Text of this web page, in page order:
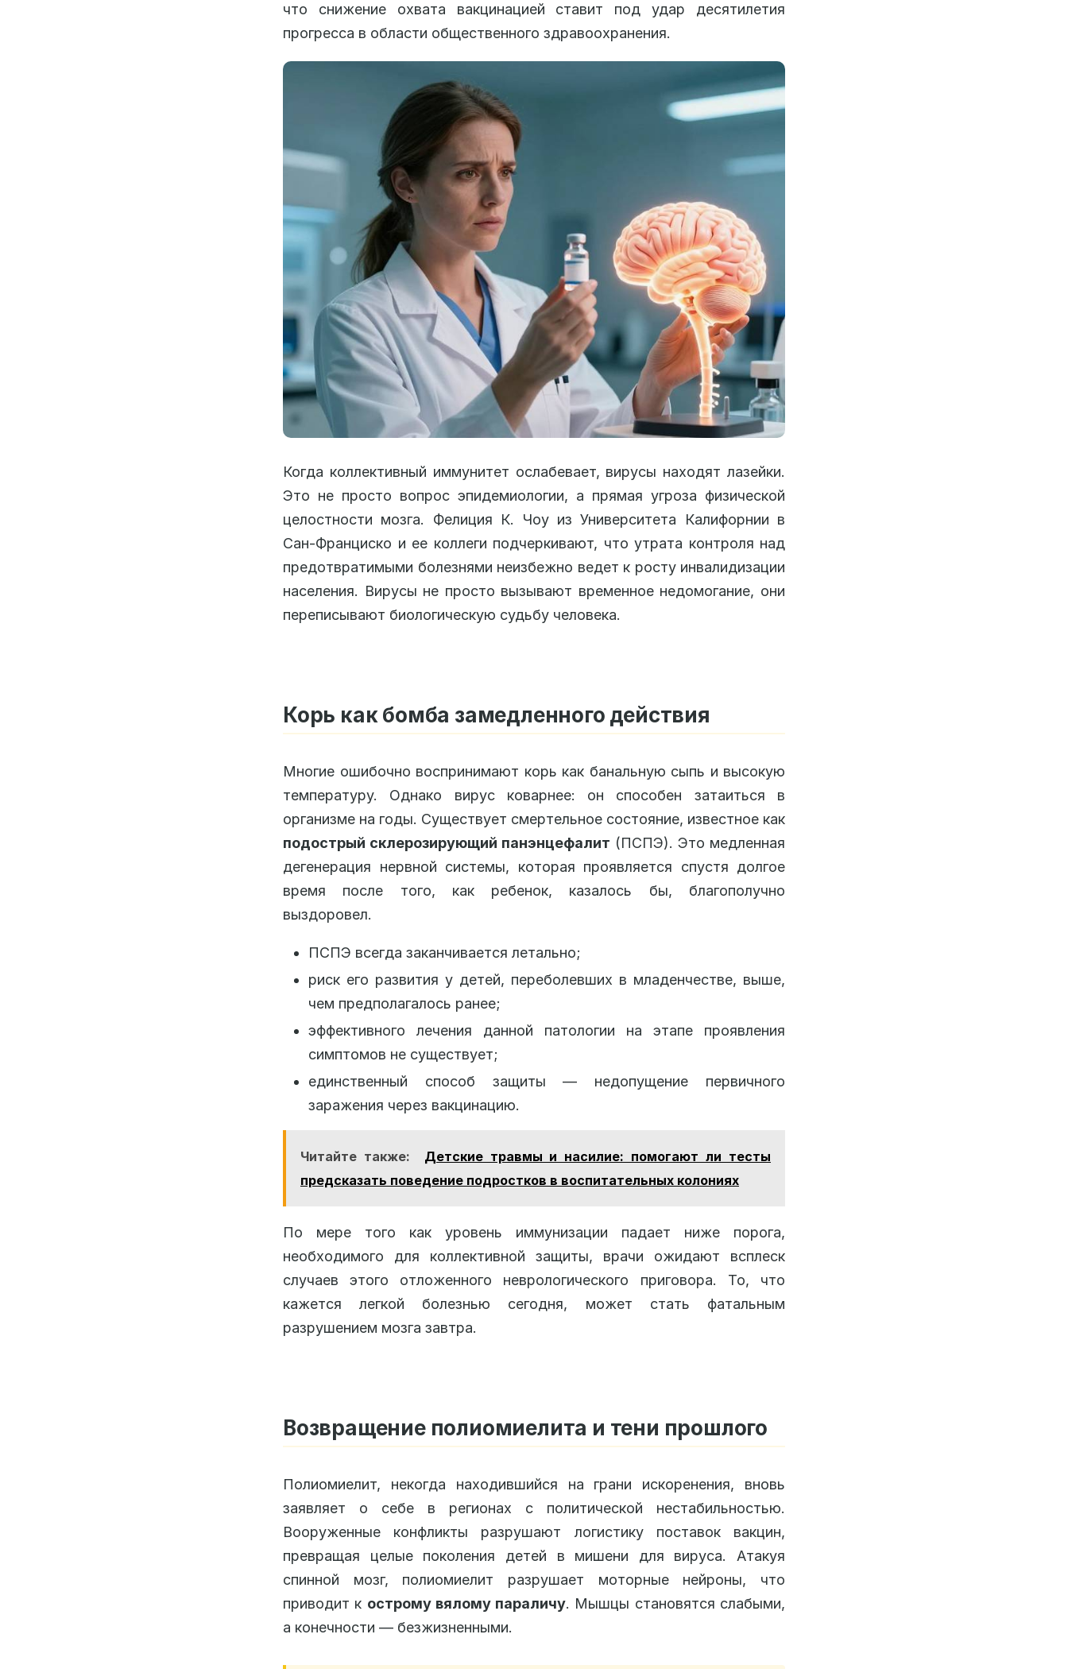
что снижение охвата вакцинацией ставит под удар десятилетия
прогресса в области общественного здравоохранения.
Когда коллективный иммунитет ослабевает, вирусы находят лазейки.
Это не просто вопрос эпидемиологии, а прямая угроза физической
целостности мозга. Фелиция К. Чоу из Университета Калифорнии в
Сан-Франциско и ее коллеги подчеркивают, что утрата контроля над
предотвратимыми болезнями неизбежно ведет к росту инвалидизации
населения. Вирусы не просто вызывают временное недомогание, они
переписывают биологическую судьбу человека.
Корь как бомба замедленного действия
Многие ошибочно воспринимают корь как банальную сыпь и высокую
температуру. Однако вирус коварнее: он способен затаиться в
организме на годы. Существует смертельное состояние, известное как
подострый склерозирующий панэнцефалит (ПСПЭ). Это медленная
дегенерация нервной системы, которая проявляется спустя долгое
время после того, как ребенок, казалось бы, благополучно
выздоровел.
ПСПЭ всегда заканчивается летально;
риск его развития у детей, переболевших в младенчестве, выше,
чем предполагалось ранее;
эффективного лечения данной патологии на этапе проявления
симптомов не существует;
единственный способ защиты — недопущение первичного
заражения через вакцинацию.
Читайте также:
Детские травмы и насилие: помогают ли тесты
предсказать поведение подростков в воспитательных колониях
По мере того как уровень иммунизации падает ниже порога,
необходимого для коллективной защиты, врачи ожидают всплеск
случаев этого отложенного неврологического приговора. То, что
кажется легкой болезнью сегодня, может стать фатальным
разрушением мозга завтра.
Возвращение полиомиелита и тени прошлого
Полиомиелит, некогда находившийся на грани искоренения, вновь
заявляет о себе в регионах с политической нестабильностью.
Вооруженные конфликты разрушают логистику поставок вакцин,
превращая целые поколения детей в мишени для вируса. Атакуя
спинной мозг, полиомиелит разрушает моторные нейроны, что
приводит к острому вялому параличу. Мышцы становятся слабыми,
а конечности — безжизненными.